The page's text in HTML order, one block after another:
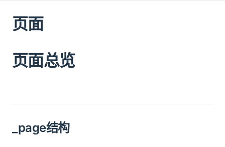
页面
12114
页面总览
_page结构